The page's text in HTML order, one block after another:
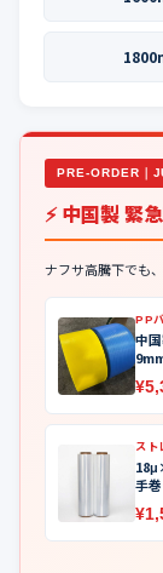
PRE-ORDER｜
⚡ 中国製 緊
ナフサ高騰下でも
PP
中
スト
手